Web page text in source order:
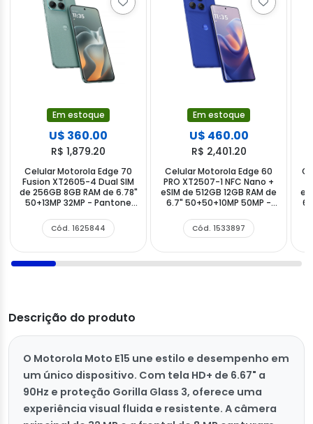
Em estoque
U$ 360.00
R$ 1,879.20
Celular Motorola Edge 70
Fusion XT2605-4 Dual SIM
de 256GB 8GB RAM de 6.78"
50+13MP 32MP - Pantone
Cód. 1625844
Em estoque
U$ 460.00
R$ 2,401.20
Celular Motorola Edge 60
PRO XT2507-1 NFC Nano +
eSIM de 512GB 12GB RAM de
6.7" 50+50+10MP 50MP -
Cód. 1533897
Descrição do produto
O Motorola Moto E15 une estilo e desempenho em
um único dispositivo. Com tela HD+ de 6.67" a
90Hz e proteção Gorilla Glass 3, oferece uma
experiência visual fluida e resistente. A câmera